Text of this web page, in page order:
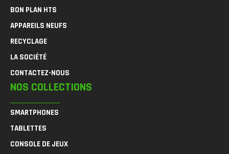
BON PLAN HTS
APPAREILS NEUFS
RECYCLAGE
LA SOCIÉTÉ
CONTACTEZ-NOUS
NOS COLLECTIONS
SMARTPHONES
TABLETTES
CONSOLE DE JEUX